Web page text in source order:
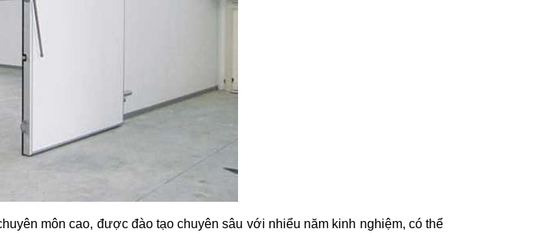
môn cao, được đào tạo chuyên sâu với nhiểu năm kinh nghiệm, có thể